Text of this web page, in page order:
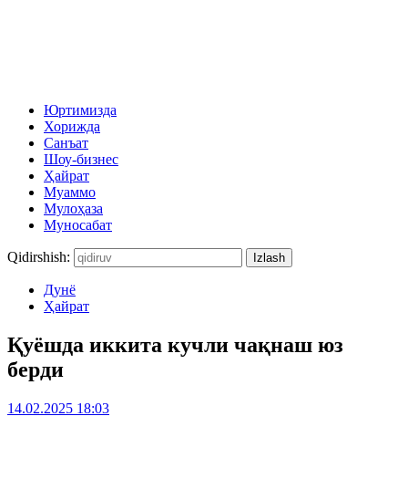
Юртимизда
Хорижда
Санъат
Шоу-бизнес
Ҳайрат
Муаммо
Мулоҳаза
Муносабат
Qidirshish:
Дунё
Ҳайрат
Қуёшда иккита кучли чақнаш юз
берди
14.02.2025 18:03